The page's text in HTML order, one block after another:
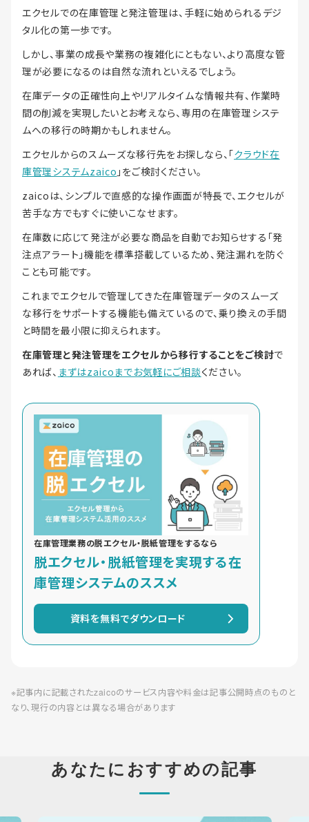
エクセルでの在庫管理と発注管理は、手軽に始められるデジ
タル化の第一歩です。
しかし、事業の成長や業務の複雑化にともない、より高度な管
理が必要になるのは自然な流れといえるでしょう。
在庫データの正確性向上やリアルタイムな情報共有、作業時
間の削減を実現したいとお考えなら、専用の在庫管理システ
ムへの移行の時期かもしれません。
エクセルからのスムーズな移行先をお探しなら、「クラウド在
庫管理システムzaico 」をご検討ください。
zaicoは、シンプルで直感的な操作画面が特長で、エクセルが
苦手な方でもすぐに使いこなせます。
在庫数に応じて発注が必要な商品を自動でお知らせする「発
注点アラート」機能を標準搭載しているため、発注漏れを防ぐ
ことも可能です。
これまでエクセルで管理してきた在庫管理データのスムーズ
な移行をサポートする機能も備えているので、乗り換えの手間
と時間を最小限に抑えられます。
在庫管理と発注管理をエクセルから移行することをご検討で
あれば、 まずはzaicoまでお気軽にご相談ください。
在庫管理業務の脱エクセル・脱紙管理をするなら
脱エクセル・脱紙管理を実現する在
庫管理システムのススメ
資料を無料でダウンロード
※記事内に記載されたzaicoのサービス内容や料金は記事公開時点のものと
なり、現行の内容とは異なる場合があります
あなたにおすすめの記事